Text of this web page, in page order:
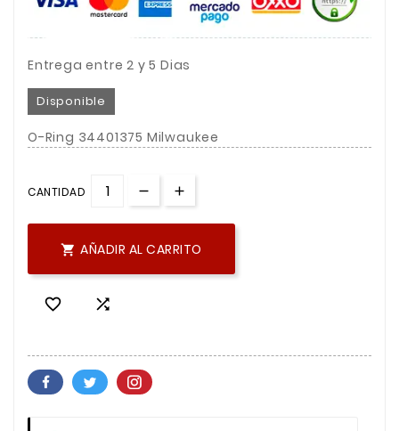
Entrega entre 2 y 5 Dias
Disponible
O-Ring 34401375 Milwaukee
CANTIDAD
 AÑADIR AL CARRITO
 